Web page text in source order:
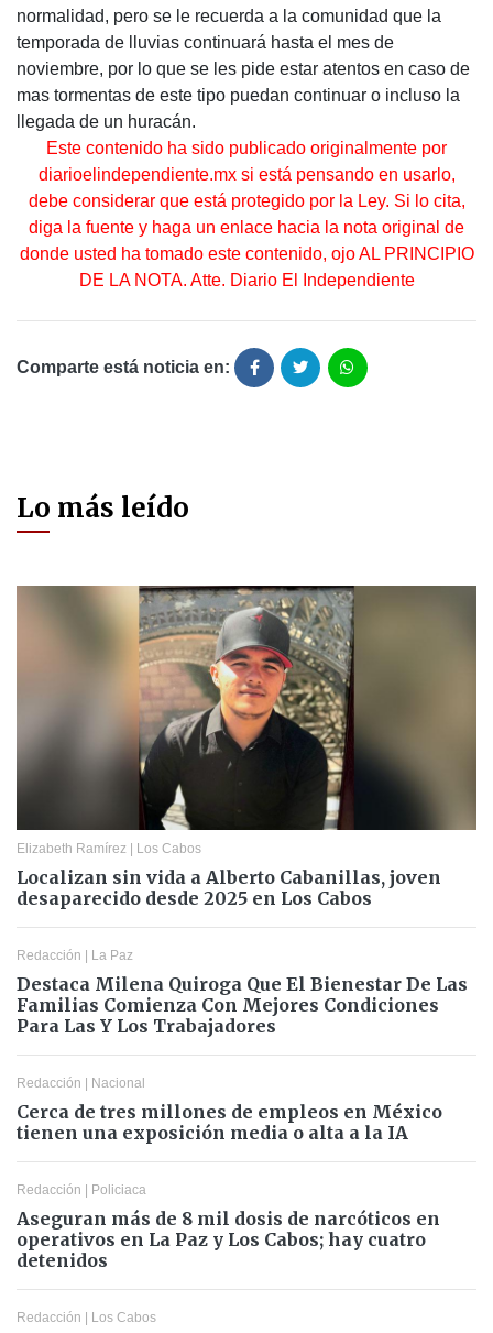
normalidad, pero se le recuerda a la comunidad que la
temporada de lluvias continuará hasta el mes de
noviembre, por lo que se les pide estar atentos en caso de
mas tormentas de este tipo puedan continuar o incluso la
llegada de un huracán.
Este contenido ha sido publicado originalmente por
diarioelindependiente.mx si está pensando en usarlo,
debe considerar que está protegido por la Ley. Si lo cita,
diga la fuente y haga un enlace hacia la nota original de
donde usted ha tomado este contenido, ojo AL PRINCIPIO
DE LA NOTA. Atte. Diario El Independiente
Comparte está noticia en:
Lo más leído
Elizabeth Ramírez | Los Cabos
Localizan sin vida a Alberto Cabanillas, joven
desaparecido desde 2025 en Los Cabos
Redacción | La Paz
Destaca Milena Quiroga Que El Bienestar De Las
Familias Comienza Con Mejores Condiciones
Para Las Y Los Trabajadores
Redacción | Nacional
Cerca de tres millones de empleos en México
tienen una exposición media o alta a la IA
Redacción | Policiaca
Aseguran más de 8 mil dosis de narcóticos en
operativos en La Paz y Los Cabos; hay cuatro
detenidos
Redacción | Los Cabos